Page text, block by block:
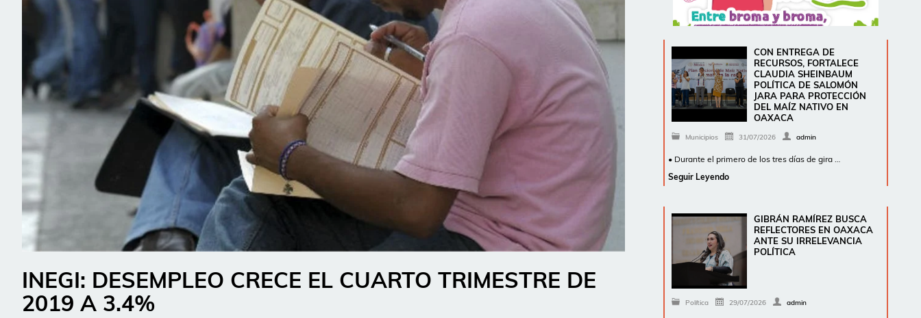
INEGI: DESEMPLEO CRECE EL CUARTO TRIMESTRE DE
2019 A 3.4%
CON ENTREGA DE
RECURSOS, FORTALECE
CLAUDIA SHEINBAUM
POLÍTICA DE SALOMÓN
JARA PARA PROTECCIÓN
DEL MAÍZ NATIVO EN
OAXACA
Municipios 31/07/2026 admin
• Durante el primero de los tres días de gira …
Seguir Leyendo
GIBRÁN RAMÍREZ BUSCA
REFLECTORES EN OAXACA
ANTE SU IRRELEVANCIA
POLÍTICA
Política 29/07/2026 admin